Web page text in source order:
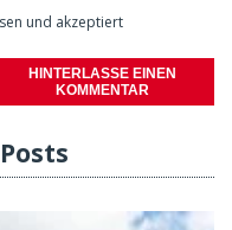
und akzeptiert
HINTERLASSE EINEN
KOMMENTAR